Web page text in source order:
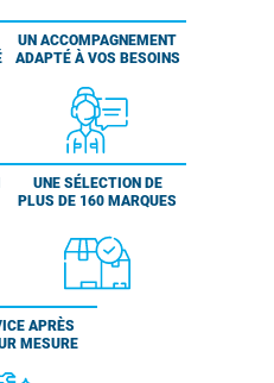
UN ACCOMPAGNEMENT
ADAPTÉ À VOS BESOINS
UNE SÉLECTION DE
PLUS DE 160 MARQUES
APRÈS
MESURE